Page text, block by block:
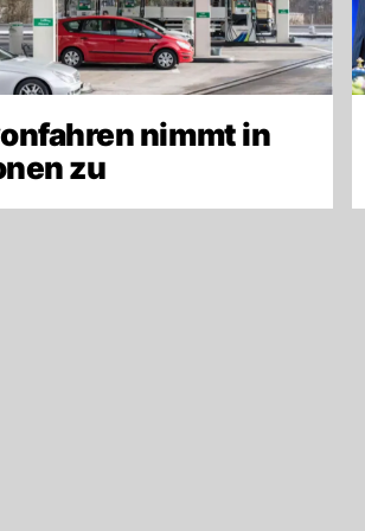
nimmt in
zu